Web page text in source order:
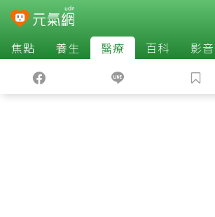
焦點 養生 醫療 百科 影音